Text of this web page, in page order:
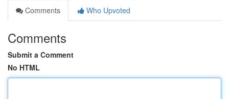
Comments
Who Upvoted
Comments
Submit a Comment
No HTML